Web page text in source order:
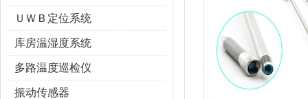
ＵＷＢ定位系统
库房温湿度系统
多路温度巡检仪
振动传感器